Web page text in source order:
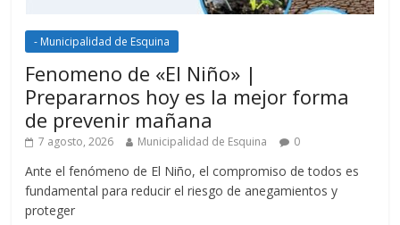
- Municipalidad de Esquina
Fenomeno de «El Niño» |
Prepararnos hoy es la mejor forma
de prevenir mañana
7 agosto, 2026 Municipalidad de Esquina 0
Ante el fenómeno de El Niño, el compromiso de todos es
fundamental para reducir el riesgo de anegamientos y
proteger